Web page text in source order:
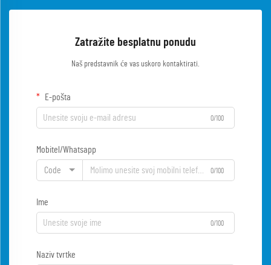
Zatražite besplatnu ponudu
Naš predstavnik će vas uskoro kontaktirati.
E-pošta
0/100
Mobitel/Whatsapp
Code 0/100
Ime
0/100
Naziv tvrtke